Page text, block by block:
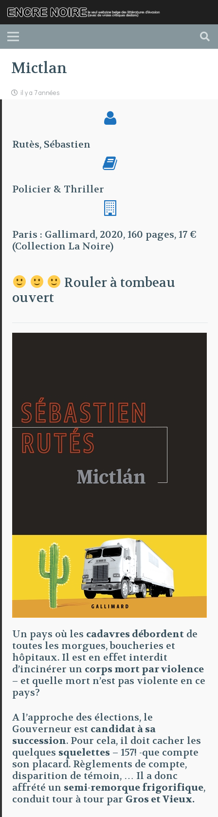
Mictlan
il y a 7 années
Rutès, Sébastien
Policier & Thriller
Paris : Gallimard, 2020, 160 pages, 17 €
(Collection La Noire)
Rouler à tombeau
ouvert
Un pays où les cadavres débordent de
toutes les morgues, boucheries et
hôpitaux. Il est en effet interdit
d’incinérer un corps mort par violence
– et quelle mort n’est pas violente en ce
pays?
A l’approche des élections, le
Gouverneur est candidat à sa
succession. Pour cela, il doit cacher les
quelques squelettes – 157! -que compte
son placard. Règlements de compte,
disparition de témoin, … Il a donc
affrété un semi-remorque frigorifique,
conduit tour à tour par Gros et Vieux.